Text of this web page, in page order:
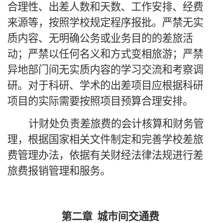
合理性、出差人数和天数、工作安排、经费
来源等，按照学校规定程序报批。严禁无实
质内容、无明确公务或业务目的的差旅活
动；严禁以任何名义和方式变相旅游；严禁
异地部门间无实质内容的学习交流和考察调
研。对于科研、学术的出差项目应根据科研
项目的实际需要按照项目预算合理安排。
计财处负责差旅费的会计核算和财务管
理，根据国家相关文件制定和完善学校差旅
费管理办法，依据有关财经法律法规进行差
旅费报销管理和服务。
第二章 城市间交通费